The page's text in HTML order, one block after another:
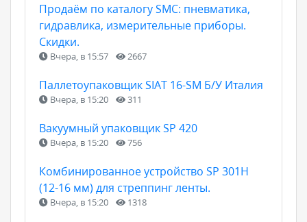
Продаём по каталогу SMC: пневматика,
гидравлика, измерительные приборы.
Скидки.
Вчера, в 15:57 2667
Паллетоупаковщик SIAT 16-SM Б/У Италия
Вчера, в 15:20 311
Вакуумный упаковщик SP 420
Вчера, в 15:20 756
Комбинированное устройство SP 301H
(12-16 мм) для стреппинг ленты.
Вчера, в 15:20 1318